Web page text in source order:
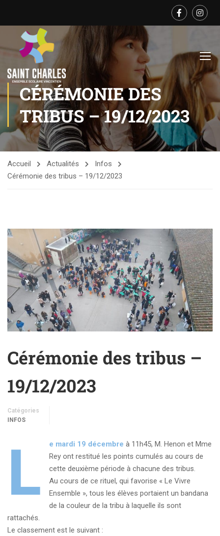
CÉRÉMONIE DES
TRIBUS – 19/12/2023
Accueil Actualités
Infos
Cérémonie des tribus – 19/12/2023
Cérémonie des tribus –
19/12/2023
Catégories
INFOS
L e mardi 19 décembre à 11h45, M. Henon et Mme
Rey ont restitué les points cumulés au cours de
cette deuxième période à chacune des tribus.
Au cours de ce rituel, qui favorise « Le Vivre
Ensemble », tous les élèves portaient un bandana
de la couleur de la tribu à laquelle ils sont
rattachés.
Le classement est le suivant :